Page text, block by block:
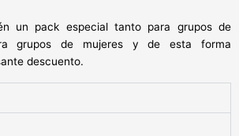
un pack especial tanto para grupos de
grupos de mujeres y de esta forma
descuento.